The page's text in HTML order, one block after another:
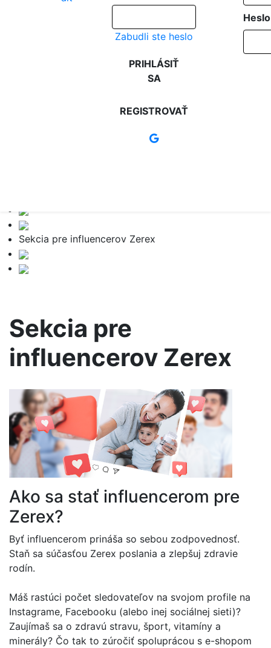
Zabudli ste heslo
PRIHLÁSIŤ
SA
REGISTROVAŤ
Sekcia pre influencerov Zerex
Sekcia pre
influencerov Zerex
Ako sa stať influencerom pre
Zerex?
Byť influencerom prináša so sebou zodpovednosť.
Staň sa súčasťou Zerex poslania a zlepšuj zdravie
rodín.
Máš rastúci počet sledovateľov na svojom profile na
Instagrame, Facebooku (alebo inej sociálnej sieti)?
Zaujímaš sa o zdravú stravu, šport, vitamíny a
minerály? Čo tak to zúročiť spoluprácou s e-shopom